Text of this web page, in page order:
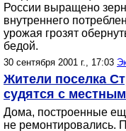
России выращено
внутреннего
урожая грозят
бедой.
30 сентября 2001 г., 17:03
Жители поселка
судятся с
Дома, построенные
не ремонтировались.